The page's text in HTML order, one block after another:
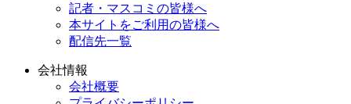
記者・マスコミの皆様へ
本サイトをご利用の皆様へ
配信先一覧
会社情報
会社概要